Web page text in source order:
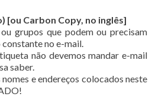
[ou Carbon Copy, no inglês]
grupos que podem ou precisam
no e-mail.
não devemos mandar e-mail
saber.
e endereços colocados neste